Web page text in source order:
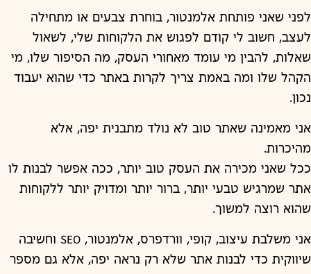
לפני שאני פותחת אלמנטור, בוחרת צבעים או מתחילה
לעצב, חשוב לי קודם לפגוש את הלקוחות שלי, לשאול
שאלות, להבין מי עומד מאחורי העסק, מה הסיפור שלו, מי
הקהל שלו ומה באמת צריך לקרות באתר כדי שהוא יעבוד
נכון.
אני מאמינה שאתר טוב לא נולד מתבנית יפה, אלא
מהיכרות.
ככל שאני מכירה את העסק טוב יותר, ככה אפשר לבנות לו
אתר שמרגיש טבעי יותר, ברור יותר ומדויק יותר ללקוחות
שהוא רוצה למשוך.
אני משלבת עיצוב, קופי, וורדפרס, אלמנטור, SEO וחשיבה
שיווקית כדי לבנות אתר שלא רק נראה יפה, אלא גם מספר